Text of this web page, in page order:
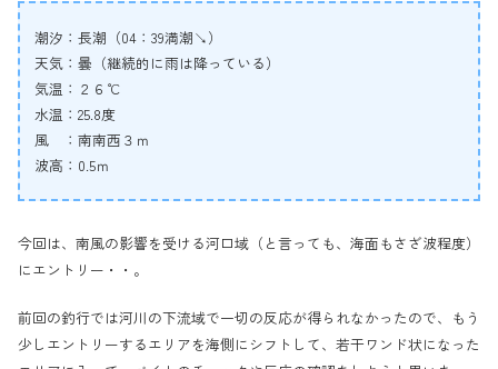
潮汐：長潮（04：39満潮↘）
天気：曇（継続的に雨は降っている）
気温：２６℃
水温：25.8度
風 ：南南西３ｍ
波高：0.5ｍ
今回は、南風の影響を受ける河口域（と言っても、海面もさざ波程度）
にエントリー・・。
前回の釣行では河川の下流域で一切の反応が得られなかったので、もう
少しエントリーするエリアを海側にシフトして、若干ワンド状になった